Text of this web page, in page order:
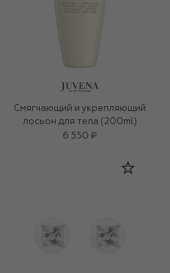
Смягчающий и укрепляющий
лосьон для тела (200ml)
6 550 ₽